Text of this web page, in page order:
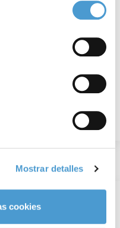
Mostrar detalles
cookies
ASOCIACIONES DE PACIENTES